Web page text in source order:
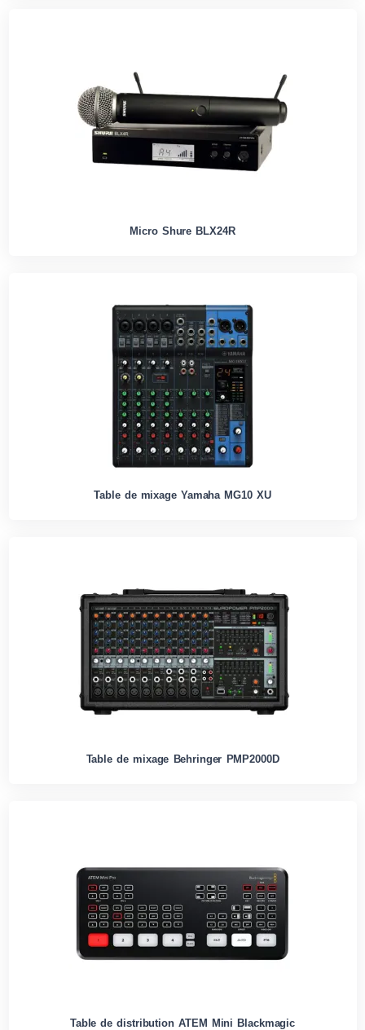
Micro Shure BLX24R
Table de mixage Yamaha MG10 XU
Table de mixage Behringer PMP2000D
Table de distribution ATEM Mini Blackmagic